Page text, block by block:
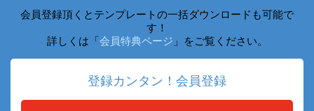
会員登録頂くとテンプレートの一括ダウンロードも可能で
す！
詳しくは「会員特典ページ 」をご覧ください。
登録カンタン！会員登録